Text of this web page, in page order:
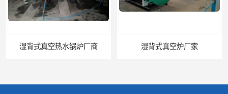
湿背式真空热水锅炉厂商 湿背式真空炉厂家